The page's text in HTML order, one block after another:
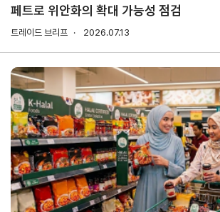
Trade
Pro
TradePro's
초이스
1:1상담
오픈상담
AI
상담
전문가
채용
컨설팅
무역현장컨설팅
FTA컨설팅
무역실
용어
서식
회계
사례
무역실무
매뉴얼
건의
페트로 위안화의 확대 가능성 점검
트레이드 브리프 2026.07.13